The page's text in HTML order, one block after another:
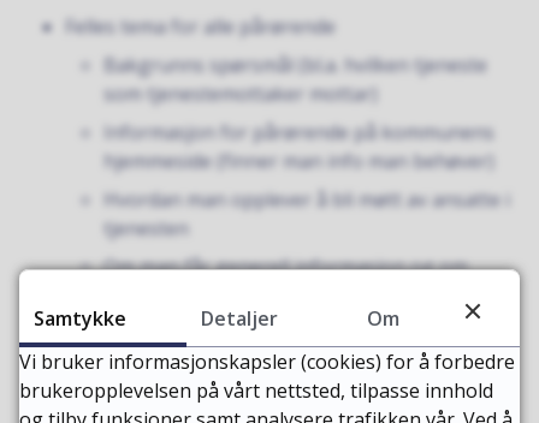
Felles tema for alle pårørende
Bakgrunns spørsmål (bl.a. hvilken tjeneste
som tjenestemottaker mottar)
Informasjon for pårørende på kommunens
hjemmeside (finner man info man behøver)
Hvordan man opplever å bli møtt av ansatte i
tjenesten
Om man får generell informasjon og om
Bekymringer (For egen del som pårørende
og i forhold til tjenestemottaker, herunder
også faktorer som har å gjøre med
Samtykke Detaljer
Om
Vi bruker informasjonskapsler (cookies) for å forbedre
brukeropplevelsen på vårt nettsted, tilpasse innhold